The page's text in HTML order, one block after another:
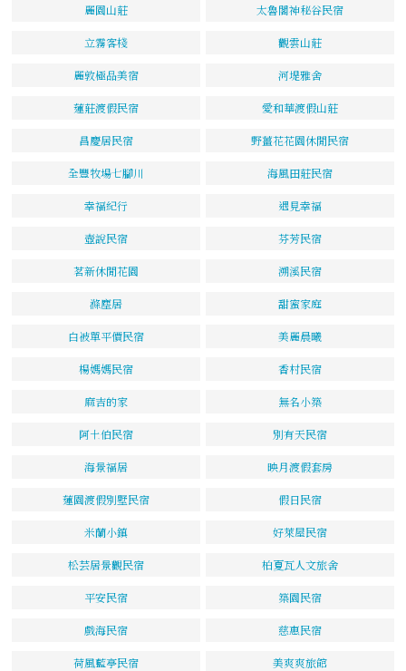
麗園山莊 太魯閣神秘谷民宿
立霧客棧 觀雲山莊
麗敦極品美宿 河堤雅舍
蓮莊渡假民宿 愛和華渡假山莊
昌慶居民宿 野薑花花園休閒民宿
全豐牧場七腳川 海風田莊民宿
幸福紀行 遇見幸福
壺說民宿 芬芳民宿
茗新休閒花園 溯溪民宿
滌塵居 甜蜜家庭
白被單平價民宿 美麗晨曦
楊媽媽民宿 香村民宿
麻吉的家 無名小築
阿土伯民宿 別有天民宿
海景福居 映月渡假套房
蓮園渡假別墅民宿 假日民宿
米蘭小鎮 好萊屋民宿
松芸居景觀民宿 柏夏瓦人文旅舍
平安民宿 築園民宿
戲海民宿 慈惠民宿
荷風藍亭民宿 美爽爽旅館